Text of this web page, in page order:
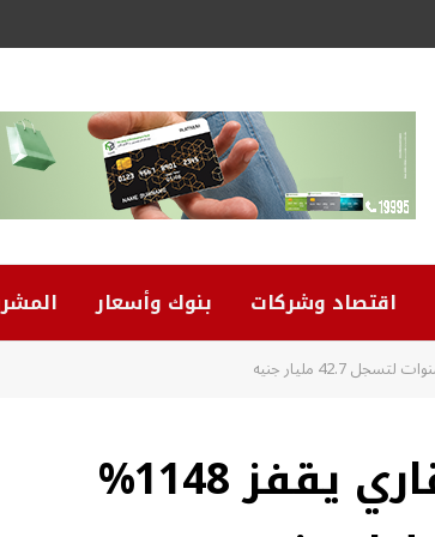
اقتصاد وشركات بنوك وأسعار
الرقابة المالية: التمويل العقاري يقفز 1148%